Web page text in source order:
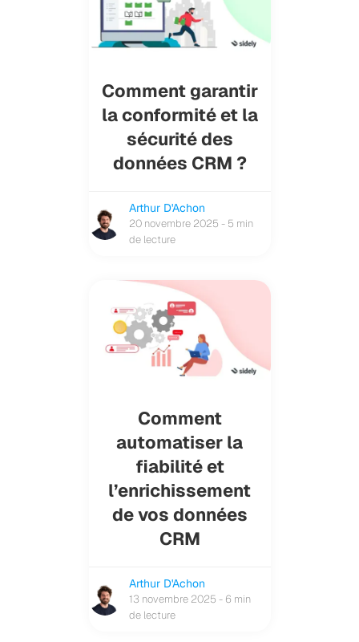
Comment garantir
la conformité et la
sécurité des
données CRM ?
Arthur D'Achon
20 novembre 2025 - 5 min
de lecture
Comment
automatiser la
fiabilité et
l’enrichissement
de vos données
CRM
Arthur D'Achon
13 novembre 2025 - 6 min
de lecture